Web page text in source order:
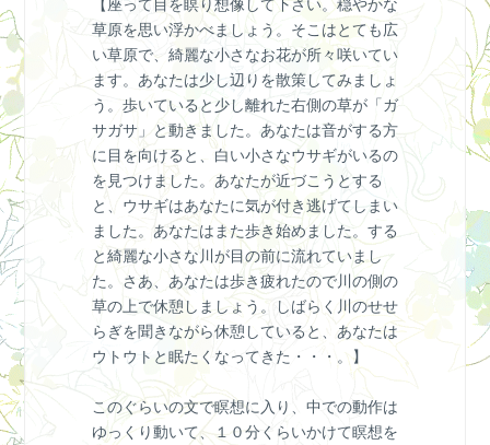
【座って目を瞑り想像して下さい。穏やかな
草原を思い浮かべましょう。そこはとても広
い草原で、綺麗な小さなお花が所々咲いてい
ます。あなたは少し辺りを散策してみましょ
う。歩いていると少し離れた右側の草が「ガ
サガサ」と動きました。あなたは音がする方
に目を向けると、白い小さなウサギがいるの
を見つけました。あなたが近づこうとする
と、ウサギはあなたに気が付き逃げてしまい
ました。あなたはまた歩き始めました。する
と綺麗な小さな川が目の前に流れていまし
た。さあ、あなたは歩き疲れたので川の側の
草の上で休憩しましょう。しばらく川のせせ
らぎを聞きながら休憩していると、あなたは
ウトウトと眠たくなってきた・・・。】
このぐらいの文で瞑想に入り、中での動作は
ゆっくり動いて、１０分くらいかけて瞑想を